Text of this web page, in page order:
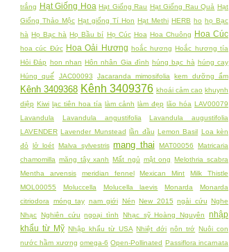
trắng
Hạt Giống Hoa Hạt Giống Rau Hạt Giống Rau Quả Hạt
Giống Thảo Mộc Hạt giống Tí Hon Hạt Methi HERB ho họ Bạc
hà Họ Bạc hà Họ Bầu bí Họ Cúc Hoa Hoa Chuông Hoa Cúc
hoa cúc Đức Hoa Oải Hương hoắc hương Hoắc hương tía
Hỏi Đáp
hon nhan Hôn nhân Gia đình húng bạc hà húng cay
Húng quế́
JAC00093 Jacaranda mimosifolia kem dưỡng ẩm
Kênh 3409368 Kênh 3409376 khoái cảm cao khuynh
diệp Kiwi lạc tiên hoa tía làm cảnh làm đẹp lão hóa LAV00079
Lavandula
Lavandula angustifolia
Lavandula augustifolia
LAVENDER Lavender Munstead lần đầu Lemon Basil
Loa kèn
đỏ
lở loét Malva sylvestris mang thai MAT00056
Matricaria
chamomilla măng tây xanh Mất ngủ mật ong
Melothria scabra
Mentha arvensis
meridian fennel Mexican Mint
Milk Thistle
MOL00055
Moluccella Molucella laevis Monarda
Monarda
citriodora móng tay nam giới Nén New 2015 ngải cứu
Nghe
Nhạc
Nghiên cứu ngoại tình Nhạc sỹ Hoàng Nguyên
nhập
khẩu từ Mỹ Nhập khẩu từ USA Nhiệt đới nôn trớ Nuôi con
nước hầm xương omega-6 Open-Pollinated
Passiflora incarnata